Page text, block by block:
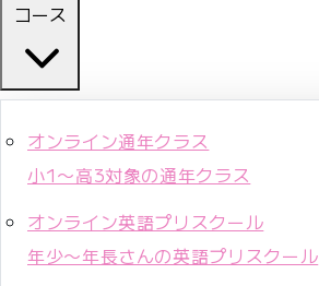
コース
オンライン通年クラス
小1〜高3対象の通年クラス
オンライン英語プリスクール
年少〜年長さんの英語プリスクール